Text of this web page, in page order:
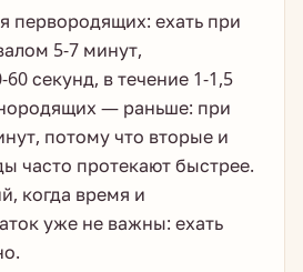
первородящих: ехать при
5-7 минут,
секунд, в течение 1-1,5
— раньше: при
потому что вторые и
часто протекают быстрее.
когда время и
уже не важны: ехать